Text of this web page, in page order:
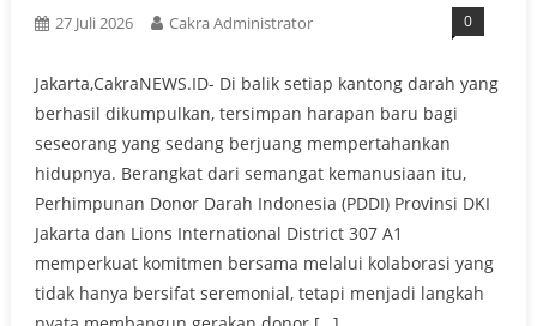
27 Juli 2026 Cakra Administrator 0
Jakarta,CakraNEWS.ID- Di balik setiap kantong darah yang
berhasil dikumpulkan, tersimpan harapan baru bagi
seseorang yang sedang berjuang mempertahankan
hidupnya. Berangkat dari semangat kemanusiaan itu,
Perhimpunan Donor Darah Indonesia (PDDI) Provinsi DKI
Jakarta dan Lions International District 307 A1
memperkuat komitmen bersama melalui kolaborasi yang
tidak hanya bersifat seremonial, tetapi menjadi langkah